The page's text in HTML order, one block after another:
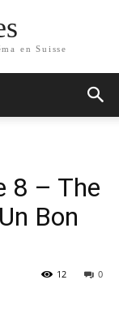
en Suisse
8 – The
Bon
0
12